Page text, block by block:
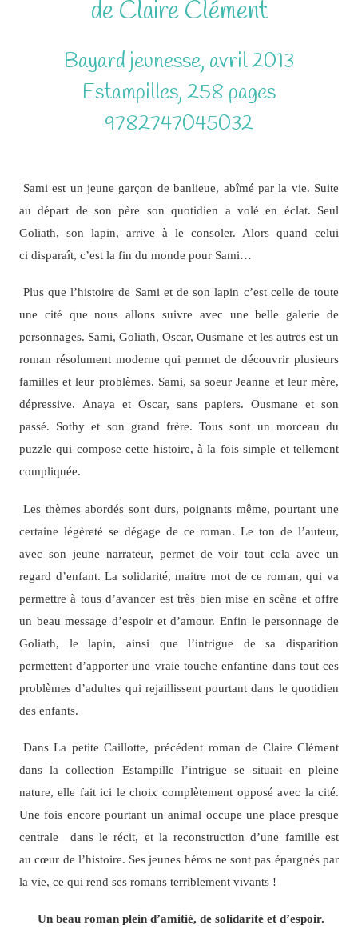
de Claire Clément
Bayard jeunesse, avril 2013
Estampilles, 258 pages
9782747045032
Sami est un jeune garçon de banlieue, abîmé par la vie. Suite
au départ de son père son quotidien a volé en éclat. Seul
Goliath, son lapin, arrive à le consoler. Alors quand celui
ci disparaît, c’est la fin du monde pour Sami…
Plus que l’histoire de Sami et de son lapin c’est celle de toute
une cité que nous allons suivre avec une belle galerie de
personnages. Sami, Goliath, Oscar, Ousmane et les autres est un
roman résolument moderne qui permet de découvrir plusieurs
familles et leur problèmes. Sami, sa soeur Jeanne et leur mère,
dépressive. Anaya et Oscar, sans papiers. Ousmane et son
passé. Sothy et son grand frère. Tous sont un morceau du
puzzle qui compose cette histoire, à la fois simple et tellement
compliquée.
Les thèmes abordés sont durs, poignants même, pourtant une
certaine légèreté se dégage de ce roman. Le ton de l’auteur,
avec son jeune narrateur, permet de voir tout cela avec un
regard d’enfant. La solidarité, maitre mot de ce roman, qui va
permettre à tous d’avancer est très bien mise en scène et offre
un beau message d’espoir et d’amour. Enfin le personnage de
Goliath, le lapin, ainsi que l’intrigue de sa disparition
permettent d’apporter une vraie touche enfantine dans tout ces
problèmes d’adultes qui rejaillissent pourtant dans le quotidien
des enfants.
Dans La petite Caillotte, précédent roman de Claire Clément
dans la collection Estampille l’intrigue se situait en pleine
nature, elle fait ici le choix complètement opposé avec la cité.
Une fois encore pourtant un animal occupe une place presque
centrale dans le récit, et la reconstruction d’une famille est
au cœur de l’histoire. Ses jeunes héros ne sont pas épargnés par
la vie, ce qui rend ses romans terriblement vivants !
Un beau roman plein d’amitié, de solidarité et d’espoir.